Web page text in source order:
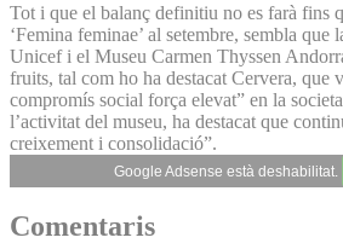
Tot i que el balanç definitiu no es farà fins
‘Femina feminae’ al setembre, sembla que
Unicef i el Museu Carmen Thyssen
fruits, tal com ho ha destacat Cervera, que
compromís social força elevat” en la
l’activitat del museu, ha destacat que
creixement i consolidació”.
Google Adsense està deshabilitat.
Comentaris